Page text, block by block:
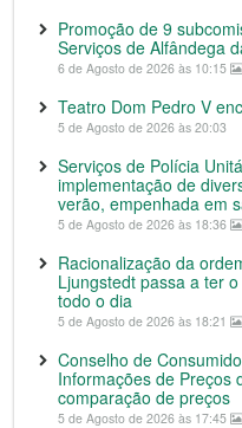
Promoção de 9
Serviços de Alfândega
6 de Agosto de 2026 às 10:15
Teatro Dom Pedro V
5 de Agosto de 2026 às 20:03
Serviços de Polícia
implementação de
verão, empenhada em
5 de Agosto de 2026 às 18:36
Racionalização da
Ljungstedt passa a ter
todo o dia
5 de Agosto de 2026 às 18:21
Conselho de
Informações de Preços
comparação de preços
5 de Agosto de 2026 às 17:45